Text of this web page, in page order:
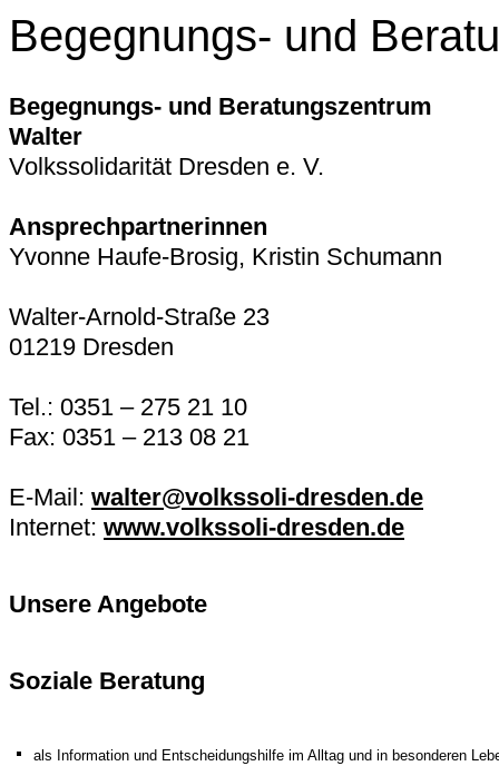
Begegnungs- und
Begegnungs- und Beratungszentrum
Walter
Volkssolidarität Dresden e. V.
Ansprechpartnerinnen
Yvonne Haufe-Brosig, Kristin Schumann
Walter-Arnold-Straße 23
01219 Dresden
Tel.: 0351 – 275 21 10
Fax: 0351 – 213 08 21
E-Mail: walter@volkssoli-dresden.de
Internet: www.volkssoli-dresden.de
Unsere Angebote
Soziale Beratung
als Information und Entscheidungshilfe im Alltag und in besonderen